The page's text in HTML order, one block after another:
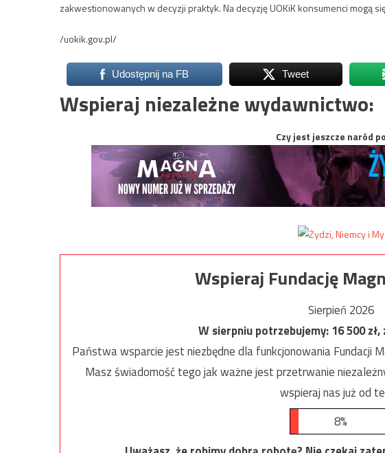
zakwestionowanych w decyzji praktyk. Na decyzję UOKiK konsumenci mogą
/uokik.gov.pl/
Udostępnij na FB Tweet
Wspieraj niezależne wydawnictwo:
Czy jest jeszcze naród
Wspieraj Fundację
Sierpień 2026
W sierpniu potrzebujemy:16 500
Państwa wsparcie jest niezbędne dla funkcjonowania Fundacji
Masz świadomość tego jak ważne jest przetrwanie
wspieraj nas już od
8%